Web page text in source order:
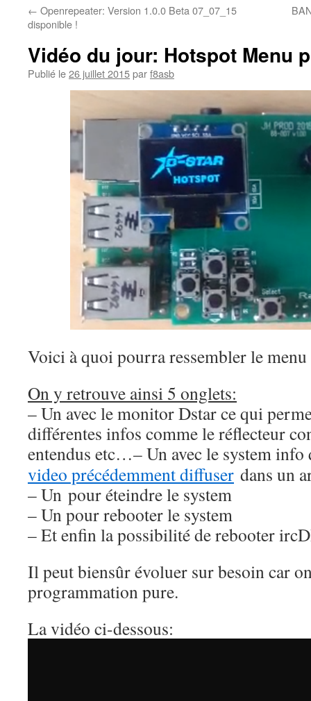
← Openrepeater: Version 1.0.0 Beta 07_07_15
disponible !
Vidéo du jour: Hotspot Menu
Publié le26 juillet 2015parf8asb
Voici à quoi pourra ressembler le
On y retrouve ainsi 5 onglets:
– Un avec le monitor Dstar ce qui
différentes infos comme le réflecteur
entendus etc…– Un avec le system
video précédemment diffuser dans un
– Un pour éteindre le system
– Un pour rebooter le system
– Et enfin la possibilité de rebooter
Il peut biensûr évoluer sur besoin car
programmation pure.
La vidéo ci-dessous: